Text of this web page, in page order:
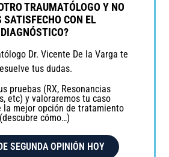
TRAUMATÓLOGO Y NO
SATISFECHO CON EL
DIAGNÓSTICO?
Dr. Vicente De la Varga te
tus dudas.
pruebas (RX, Resonancias
etc) y valoraremos tu caso
la mejor opción de tratamiento
(descubre cómo…)
SEGUNDA OPINIÓN HOY